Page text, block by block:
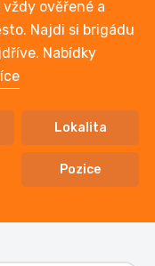
ověřené a
Najdi si brigádu
Nabídky
Lokalita
Pozice